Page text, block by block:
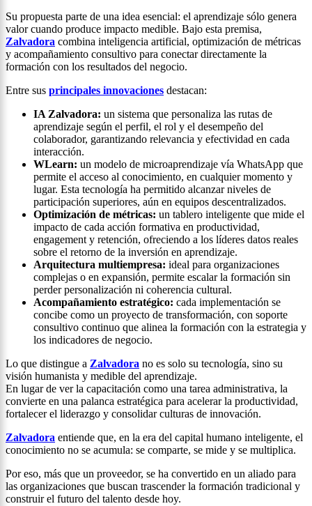
Su propuesta parte de una idea esencial: el aprendizaje sólo genera
valor cuando produce impacto medible. Bajo esta premisa,
Zalvadora combina inteligencia artificial, optimización de métricas
y acompañamiento consultivo para conectar directamente la
formación con los resultados del negocio.
Entre sus principales innovaciones destacan:
IA Zalvadora: un sistema que personaliza las rutas de
aprendizaje según el perfil, el rol y el desempeño del
colaborador, garantizando relevancia y efectividad en cada
interacción.
WLearn: un modelo de microaprendizaje vía WhatsApp que
permite el acceso al conocimiento, en cualquier momento y
lugar. Esta tecnología ha permitido alcanzar niveles de
participación superiores, aún en equipos descentralizados.
Optimización de métricas: un tablero inteligente que mide el
impacto de cada acción formativa en productividad,
engagement y retención, ofreciendo a los líderes datos reales
sobre el retorno de la inversión en aprendizaje.
Arquitectura multiempresa: ideal para organizaciones
complejas o en expansión, permite escalar la formación sin
perder personalización ni coherencia cultural.
Acompañamiento estratégico: cada implementación se
concibe como un proyecto de transformación, con soporte
consultivo continuo que alinea la formación con la estrategia y
los indicadores de negocio.
Lo que distingue a Zalvadora no es solo su tecnología, sino su
visión humanista y medible del aprendizaje.
En lugar de ver la capacitación como una tarea administrativa, la
convierte en una palanca estratégica para acelerar la productividad,
fortalecer el liderazgo y consolidar culturas de innovación.
Zalvadora entiende que, en la era del capital humano inteligente, el
conocimiento no se acumula: se comparte, se mide y se multiplica.
Por eso, más que un proveedor, se ha convertido en un aliado para
las organizaciones que buscan trascender la formación tradicional y
construir el futuro del talento desde hoy.